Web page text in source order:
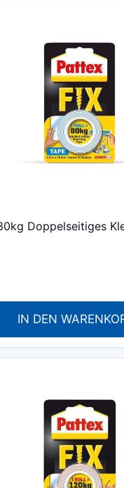
Doppelseitiges
IN DEN